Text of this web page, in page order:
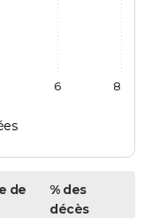
6 8
de
% des
décès